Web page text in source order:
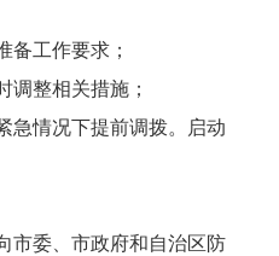
工作要求；
整相关措施；
情况下提前调拨。启动
委、市政府和自治区防